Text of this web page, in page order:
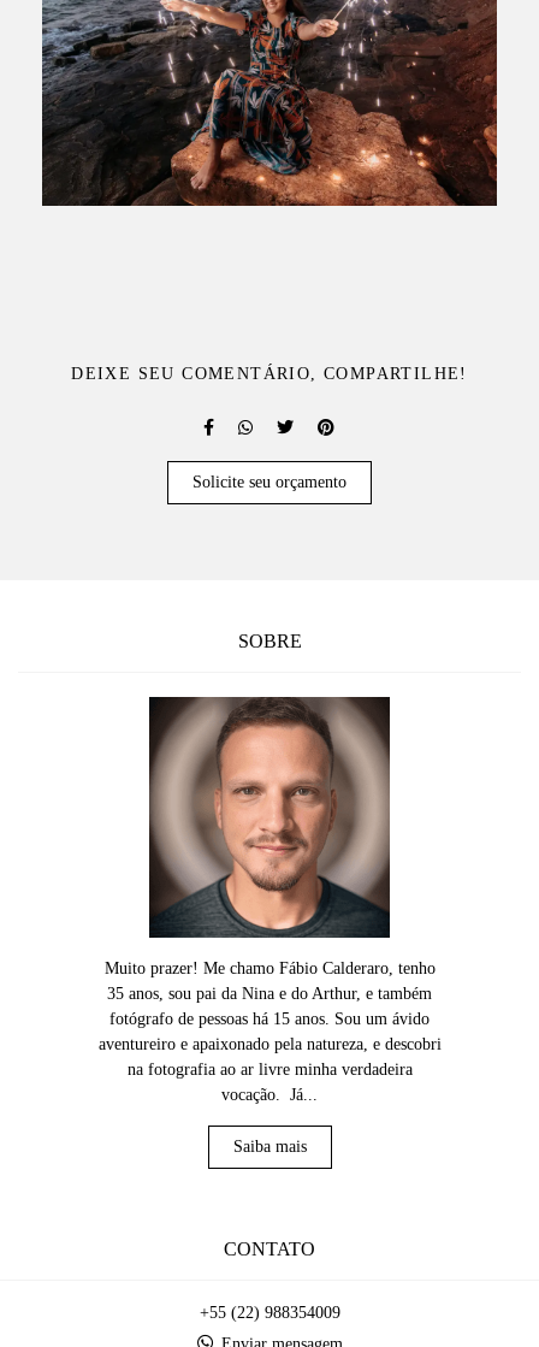
DEIXE SEU COMENTÁRIO, COMPARTILHE!
Solicite seu orçamento
SOBRE
Muito prazer! Me chamo Fábio Calderaro, tenho
35 anos, sou pai da Nina e do Arthur, e também
fotógrafo de pessoas há 15 anos. Sou um ávido
aventureiro e apaixonado pela natureza, e descobri
na fotografia ao ar livre minha verdadeira
vocação. Já...
Saiba mais
CONTATO
+55 (22) 988354009